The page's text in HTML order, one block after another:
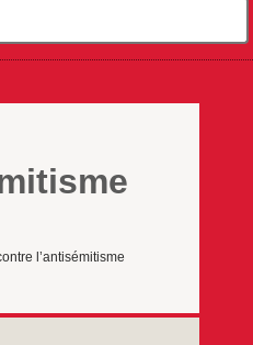
l’antisémitisme